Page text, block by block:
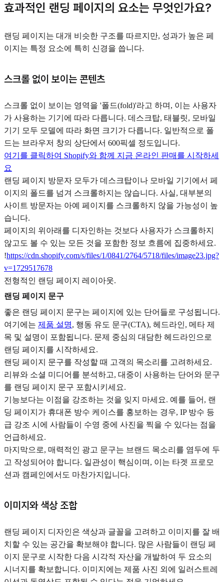
효과적인 랜딩 페이지의 요소는 무엇인가요?
랜딩 페이지는 대개 비슷한 구조를 따르지만, 성과가 높은 페
이지는 특정 요소에 특히 신경을 씁니다.
스크롤 없이 보이는 콘텐츠
스크롤 없이 보이는 영역을 '폴드(fold)'라고 하며, 이는 사용자
가 사용하는 기기에 따라 다릅니다. 데스크탑, 태블릿, 모바일
기기 모두 모델에 따라 화면 크기가 다릅니다. 일반적으로 폴
드는 브라우저 창의 상단에서 600픽셀 정도입니다.
여기를 클릭하여 Shopify와 함께 지금 온라인 판매를 시작하세
요
랜딩 페이지 방문자 모두가 데스크탑이나 모바일 기기에서 페
이지의 폴드를 넘겨 스크롤하지는 않습니다. 사실, 대부분의
사이트 방문자는 아예 페이지를 스크롤하지 않을 가능성이 높
습니다.
페이지의 위아래를 디자인하는 것보다 사용자가 스크롤하지
않고도 볼 수 있는 모든 것을 포함한 정보 흐름에 집중하세요.
!https://cdn.shopify.com/s/files/1/0841/2764/5718/files/image23.jpg?
v=1729517678
전형적인 랜딩 페이지 레이아웃.
랜딩 페이지 문구
좋은 랜딩 페이지 문구는 페이지에 있는 단어들로 구성됩니다.
여기에는 제품 설명, 행동 유도 문구(CTA), 헤드라인, 메타 제
목 및 설명이 포함됩니다. 문제 중심의 대담한 헤드라인으로
랜딩 페이지를 시작하세요.
랜딩 페이지 문구를 작성할 때 고객의 목소리를 고려하세요.
리뷰와 소셜 미디어를 분석하고, 대중이 사용하는 단어와 문구
를 랜딩 페이지 문구 포함시키세요.
기능보다는 이점을 강조하는 것을 잊지 마세요. 예를 들어, 랜
딩 페이지가 휴대폰 방수 케이스를 홍보하는 경우, IP 방수 등
급 강조 시에 사람들이 수영 중에 사진을 찍을 수 있다는 점을
언급하세요.
마지막으로, 매력적인 광고 문구는 브랜드 목소리를 염두에 두
고 작성되어야 합니다. 일관성이 핵심이며, 이는 타겟 프로모
션과 캠페인에서도 마찬가지입니다.
이미지와 색상 조합
랜딩 페이지 디자인은 색상과 글꼴을 고려하고 이미지를 잘 배
치할 수 있는 공간을 확보해야 합니다. 많은 사람들이 랜딩 페
이지 문구로 시작한 다음 시각적 자산을 개발하여 두 요소의
시너지를 확보합니다. 이미지에는 제품 사진 외에 일러스트레